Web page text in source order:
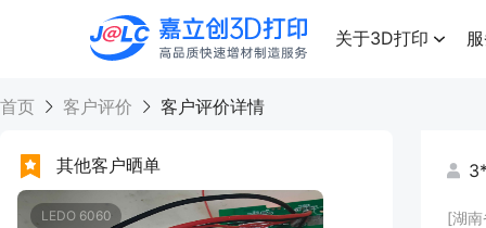
高品质快速增材制造服务
关于3D打印
首页 客户评价 客户评价详情
其他客户晒单
LEDO 6060 [湖